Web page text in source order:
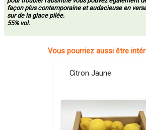
façon plus contemporaine et audacieuse en
sur de la glace pilée.
55% vol.
Vous pourriez aussi être
Citron Jaune